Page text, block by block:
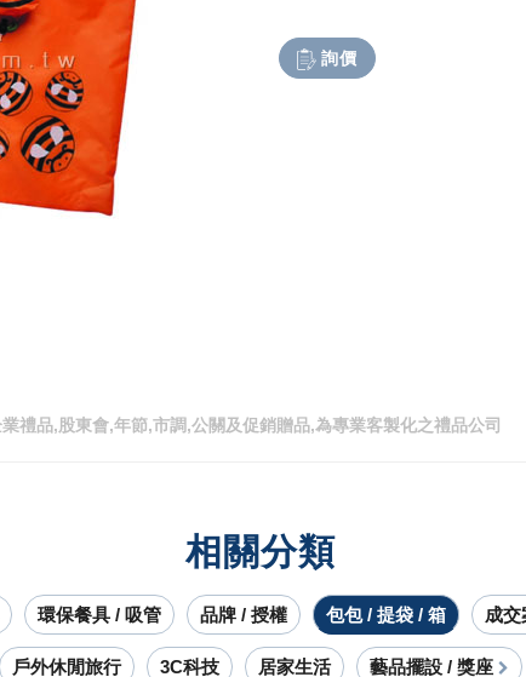
詢價
禮品,股東會,年節,市調,公關及促銷贈品,為專業客製化之禮品公司
相關分類
環保餐具 / 吸管 品牌 / 授權 包包 / 提袋 / 箱 成交
戶外休閒旅行 3C科技 居家生活 藝品擺設 / 獎座